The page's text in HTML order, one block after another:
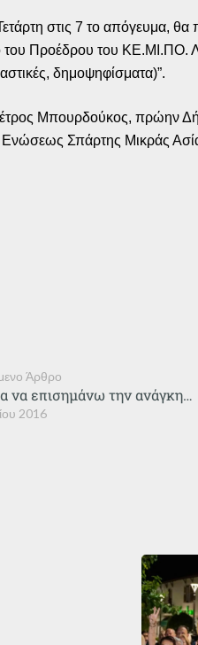
στις 7 το απόγευμα,
του Προέδρου του
δημοψηφίσματα)”.
Μπουρδούκος, πρώην
Σπάρτης Μικράς
Άρθρο
2016
να επισημάνω την ανάγκη…